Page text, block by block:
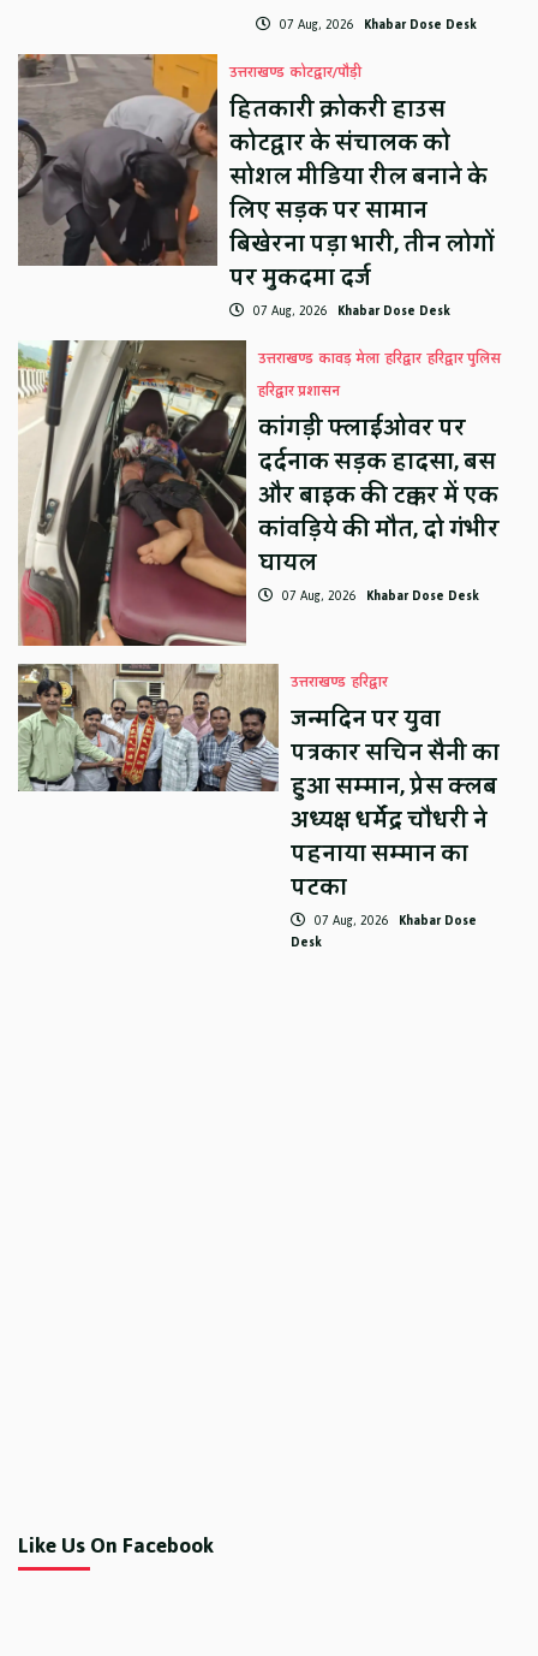
07 Aug, 2026 Khabar Dose Desk
उत्तराखण्ड कोटद्वार/पौड़ी
हितकारी क्रोकरी हाउस
कोटद्वार के संचालक को
सोशल मीडिया रील बनाने के
लिए सड़क पर सामान
बिखेरना पड़ा भारी, तीन लोगों
पर मुकदमा दर्ज
07 Aug, 2026 Khabar Dose Desk
उत्तराखण्ड कावड़ मेला हरिद्वार हरिद्वार पुलिस
हरिद्वार प्रशासन
कांगड़ी फ्लाईओवर पर
दर्दनाक सड़क हादसा, बस
और बाइक की टक्कर में एक
कांवड़िये की मौत, दो गंभीर
घायल
07 Aug, 2026 Khabar Dose Desk
उत्तराखण्ड हरिद्वार
जन्मदिन पर युवा
पत्रकार सचिन सैनी का
हुआ सम्मान, प्रेस क्लब
अध्यक्ष धर्मेंद्र चौधरी ने
पहनाया सम्मान का
पटका
07 Aug, 2026 Khabar Dose
Desk
Like Us On Facebook